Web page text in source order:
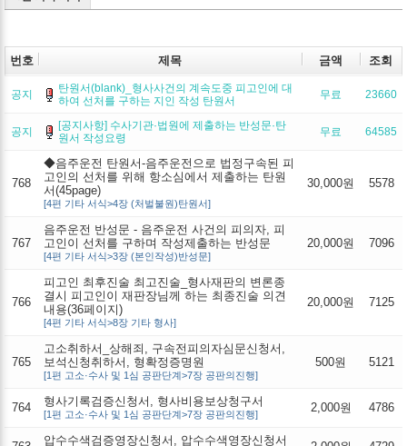
번호 제목 금액 조회
공지
탄원서(blank)_형사사건의 계속도중 피고인에 대
하여 선처를 구하는 지인 작성 탄원서
무료 23660
공지
[공지사항] 수사기관·법원에 제출하는 반성문·탄
원서 작성요령
무료 64585
768
◆음주운전 탄원서-음주운전으로 법정구속된 피
고인의 선처를 위해 항소심에서 제출하는 탄원
서(45page)
[4편 기타 서식>4장 (처벌불원)탄원서]
30,000원 5578
767
음주운전 반성문 - 음주운전 사건의 피의자, 피
고인이 선처를 구하며 작성제출하는 반성문
[4편 기타 서식>3장 (본인작성)반성문]
20,000원 7096
766
피고인 최후진술 최고진술_형사재판의 변론종
결시 피고인이 재판장님께 하는 최종진술 의견
내용(36페이지)
[4편 기타 서식>8장 기타 형사]
20,000원 7125
765
고소취하서_상해죄, 구속전피의자심문신청서,
보석신청취하서, 형확정증명원
[1편 고소·수사 및 1심 공판단계>7장 공판의진행]
500원 5121
764 형사기록검증신청서, 형사비용보상청구서
[1편 고소·수사 및 1심 공판단계>7장 공판의진행] 2,000원 4786
압수수색검증영장신청서, 압수수색영장신청서